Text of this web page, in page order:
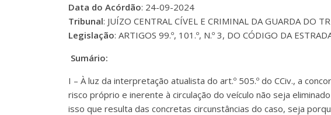
Data do Acórdão: 24-09-2024
Tribunal: JUÍZO CENTRAL CÍVEL E CRIMINAL DA GUARDA DO
Legislação: ARTIGOS 99.º, 101.º, N.º 3, DO CÓDIGO DA
Sumário:
I – À luz da interpretação atualista do art.º 505.º do CCiv., a
risco próprio e inerente à circulação do veículo não seja
isso que resulta das concretas circunstâncias do caso, seja